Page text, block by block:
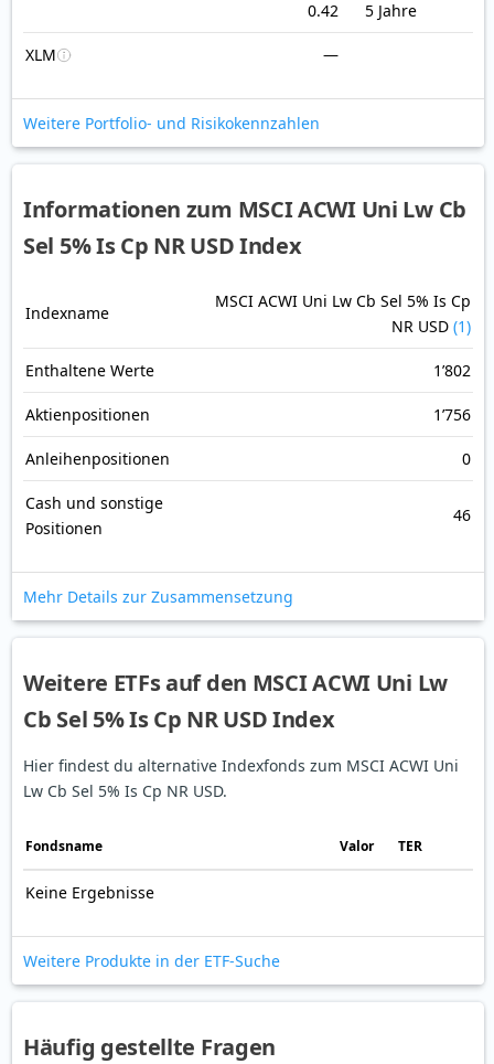
0.42 5 Jahre
XLM —
Weitere Portfolio- und Risikokennzahlen
Informationen zum MSCI ACWI Uni Lw Cb
Sel 5% Is Cp NR USD Index
Indexname
MSCI ACWI Uni Lw Cb Sel 5% Is Cp
NR USD (1)
Enthaltene Werte 1’802
Aktienpositionen 1’756
Anleihenpositionen 0
Cash und sonstige
Positionen
46
Mehr Details zur Zusammensetzung
Weitere ETFs auf den MSCI ACWI Uni Lw
Cb Sel 5% Is Cp NR USD Index
Hier findest du alternative Indexfonds zum MSCI ACWI Uni
Lw Cb Sel 5% Is Cp NR USD.
Fonds­name Valor TER
Keine Ergebnisse
Weitere Produkte in der ETF-Suche
Häufig gestellte Fragen